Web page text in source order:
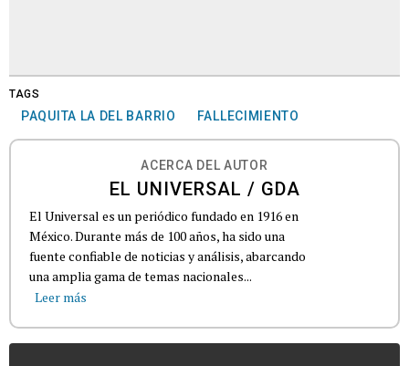
TAGS
PAQUITA LA DEL BARRIO FALLECIMIENTO
ACERCA DEL AUTOR
EL UNIVERSAL / GDA
El Universal es un periódico fundado en 1916 en
México. Durante más de 100 años, ha sido una
fuente confiable de noticias y análisis, abarcando
una amplia gama de temas nacionales...
Leer más